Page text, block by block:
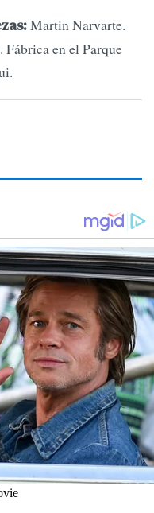
Martin Narvarte.
Fábrica en el Parque